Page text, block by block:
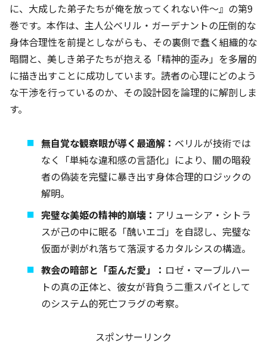
に、大成した弟子たちが俺を放ってくれない件～』の第9
巻です。本作は、主人公ベリル・ガーデナントの圧倒的な
身体合理性を前提としながらも、その裏側で蠢く組織的な
暗闘と、美しき弟子たちが抱える「精神的歪み」を多層的
に描き出すことに成功しています。読者の心理にどのよう
な干渉を行っているのか、その設計図を論理的に解剖しま
す。
無自覚な観察眼が導く最適解： ベリルが技術では
なく「単純な違和感の言語化」により、闇の暗殺
者の偽装を完璧に暴き出す身体合理的ロジックの
解明。
完璧な美姫の精神的崩壊： アリューシア・シトラ
スが己の中に眠る「醜いエゴ」を自認し、完璧な
仮面が剥がれ落ちて落涙するカタルシスの構造。
教会の暗部と「歪んだ愛」： ロゼ・マーブルハー
トの真の正体と、彼女が背負う二重スパイとして
のシステム的死亡フラグの考察。
スポンサーリンク